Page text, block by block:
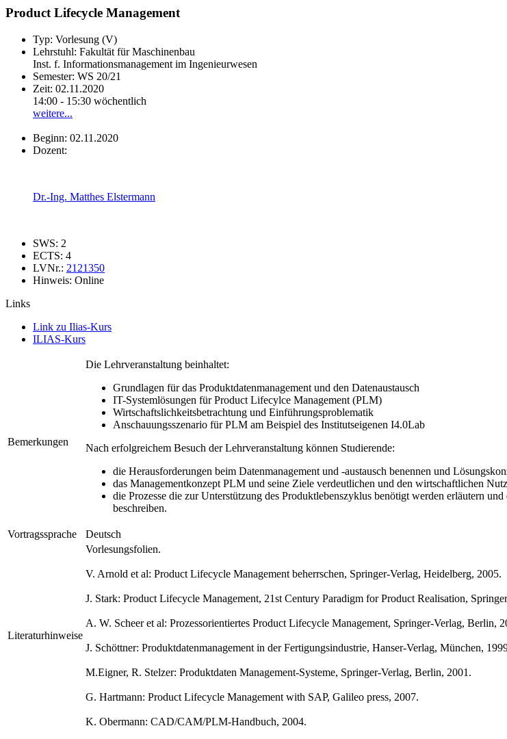
Product Lifecycle Management
Typ: Vorlesung (V)
Lehrstuhl: Fakultät für Maschinenbau
Inst. f. Informationsmanagement im Ingenieurwesen
Semester: WS 20/21
Zeit: 02.11.2020
14:00 - 15:30 wöchentlich
weitere...
Beginn: 02.11.2020
Dozent:
Dr.-Ing. Matthes Elstermann
SWS: 2
ECTS: 4
LVNr.: 2121350
Hinweis: Online
Links
Link zu Ilias-Kurs
ILIAS-Kurs
Bemerkungen
Die Lehrveranstaltung beinhaltet:
Grundlagen für das Produktdatenmanagement und den Datenaustausch
IT-Systemlösungen für Product Lifecylce Management (PLM)
Wirtschaftslichkeitsbetrachtung und Einführungsproblematik
Anschauungsszenario für PLM am Beispiel des Institutseigenen I4.0Lab
Nach erfolgreichem Besuch der Lehrveranstaltung können Studierende:
die Herausforderungen beim Datenmanagement und -austausch benennen und
das Managementkonzept PLM und seine Ziele verdeutlichen und den wirtschaftlichen
die Prozesse die zur Unterstützung des Produktlebenszyklus benötigt werden erläutern
beschreiben.
Vortragssprache Deutsch
Literaturhinweise
Vorlesungsfolien.
V. Arnold et al: Product Lifecycle Management beherrschen, Springer-Verlag, Heidelberg, 2005.
J. Stark: Product Lifecycle Management, 21st Century Paradigm for Product Realisation,
A. W. Scheer et al: Prozessorientiertes Product Lifecycle Management, Springer-Verlag, Berlin,
J. Schöttner: Produktdatenmanagement in der Fertigungsindustrie, Hanser-Verlag, München,
M.Eigner, R. Stelzer: Produktdaten Management-Systeme, Springer-Verlag, Berlin, 2001.
G. Hartmann: Product Lifecycle Management with SAP, Galileo press, 2007.
K. Obermann: CAD/CAM/PLM-Handbuch, 2004.